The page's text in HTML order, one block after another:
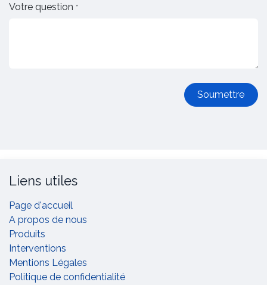
Votre question *
Soumettre
Liens utiles
Page d'accueil
A propos de nous
Produits
Interventions
Mentions Légales
Politique de confidentialité